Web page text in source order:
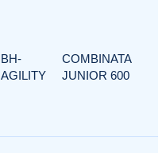
BH-
AGILITY
COMBINATA
JUNIOR 600